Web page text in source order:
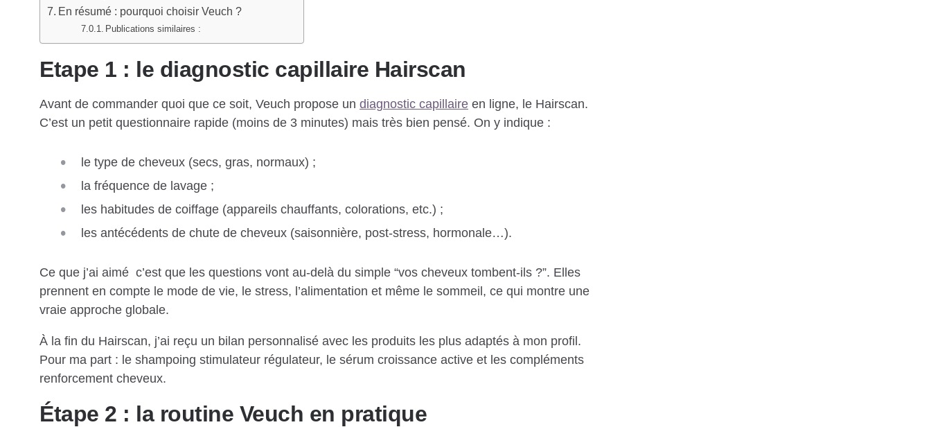
En résumé : pourquoi choisir Veuch ?
Publications similaires :
Etape 1 : le diagnostic capillaire Hairscan
Avant de commander quoi que ce soit, Veuch propose un diagnostic capillaire en ligne, le Hairscan.
C’est un petit questionnaire rapide (moins de 3 minutes) mais très bien pensé. On y indique :
le type de cheveux (secs, gras, normaux) ;
la fréquence de lavage ;
les habitudes de coiffage (appareils chauffants, colorations, etc.) ;
les antécédents de chute de cheveux (saisonnière, post-stress, hormonale…).
Ce que j’ai aimé c’est que les questions vont au-delà du simple “vos cheveux tombent-ils ?”. Elles
prennent en compte le mode de vie, le stress, l’alimentation et même le sommeil, ce qui montre une
vraie approche globale.
À la fin du Hairscan, j’ai reçu un bilan personnalisé avec les produits les plus adaptés à mon profil.
Pour ma part : le shampoing stimulateur régulateur, le sérum croissance active et les compléments
renforcement cheveux.
Étape 2 : la routine Veuch en pratique